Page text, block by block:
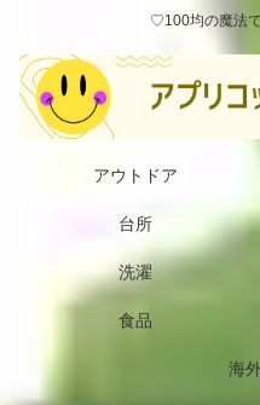
♡100均の魔法
アウトドア
台所
洗濯
食品
海